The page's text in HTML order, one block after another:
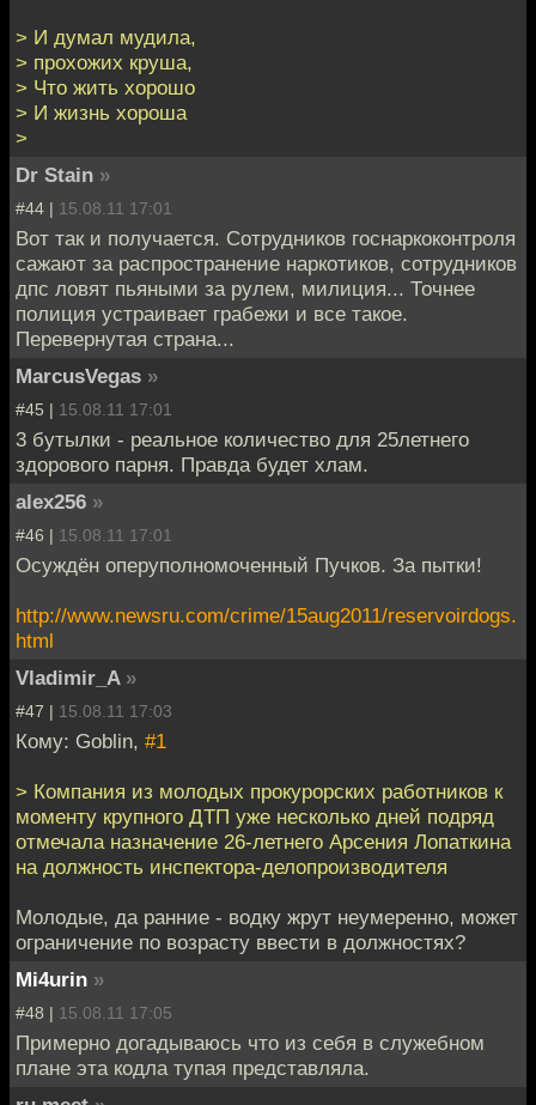
> И думал мудила,
> прохожих круша,
> Что жить хорошо
> И жизнь хороша
>
Dr Stain »
#44 | 15.08.11 17:01
Вот так и получается. Сотрудников госнаркоконтроля
сажают за распространение наркотиков, сотрудников
дпс ловят пьяными за рулем, милиция... Точнее
полиция устраивает грабежи и все такое.
Перевернутая страна...
MarcusVegas »
#45 | 15.08.11 17:01
3 бутылки - реальное количество для 25летнего
здорового парня. Правда будет хлам.
alex256 »
#46 | 15.08.11 17:01
Осуждён оперуполномоченный Пучков. За пытки!
http://www.newsru.com/crime/15aug2011/reservoirdogs.
html
Vladimir_A »
#47 | 15.08.11 17:03
Кому: Goblin, #1
> Компания из молодых прокурорских работников к
моменту крупного ДТП уже несколько дней подряд
отмечала назначение 26-летнего Арсения Лопаткина
на должность инспектора-делопроизводителя
Молодые, да ранние - водку жрут неумеренно, может
ограничение по возрасту ввести в должностях?
Mi4urin »
#48 | 15.08.11 17:05
Примерно догадываюсь что из себя в служебном
плане эта кодла тупая представляла.